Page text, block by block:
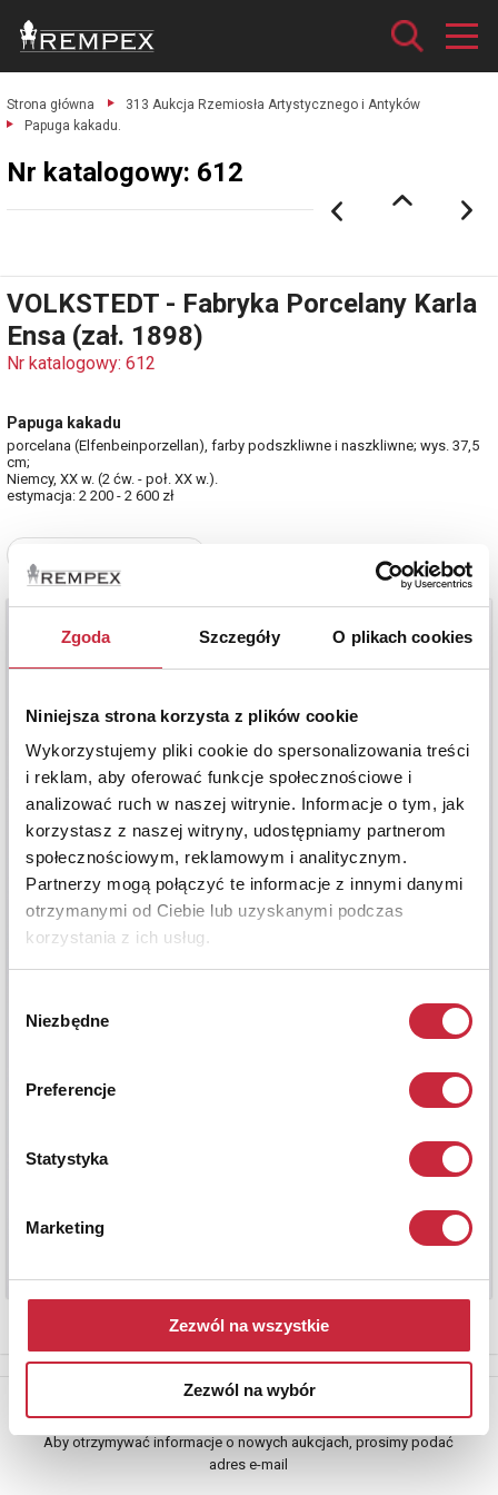
Zgoda Szczegóły O plikach cookies
Niniejsza strona korzysta z plików cookie
Wykorzystujemy pliki cookie do spersonalizowania treści
i reklam, aby oferować funkcje społecznościowe i
analizować ruch w naszej witrynie. Informacje o tym, jak
korzystasz z naszej witryny, udostępniamy partnerom
społecznościowym, reklamowym i analitycznym.
Partnerzy mogą połączyć te informacje z innymi danymi
otrzymanymi od Ciebie lub uzyskanymi podczas
korzystania z ich usług.
zgody
Niezbędne
Preferencje
Statystyka
Marketing
Zezwól na wszystkie
Zezwól na wybór
Strona główna
313 Aukcja Rzemiosła Artystycznego i Antyków
Papuga kakadu.
Nr katalogowy: 612
VOLKSTEDT - Fabryka Porcelany Karla
Ensa (zał. 1898)
Nr katalogowy: 612
Papuga kakadu
porcelana (Elfenbeinporzellan), farby podszkliwne i naszkliwne; wys. 37,5
cm;
Niemcy, XX w. (2 ćw. - poł. XX w.).
estymacja: 2 200 - 2 600 zł
Newsletter
Aby otrzymywać informacje o nowych aukcjach, prosimy podać
adres e-mail